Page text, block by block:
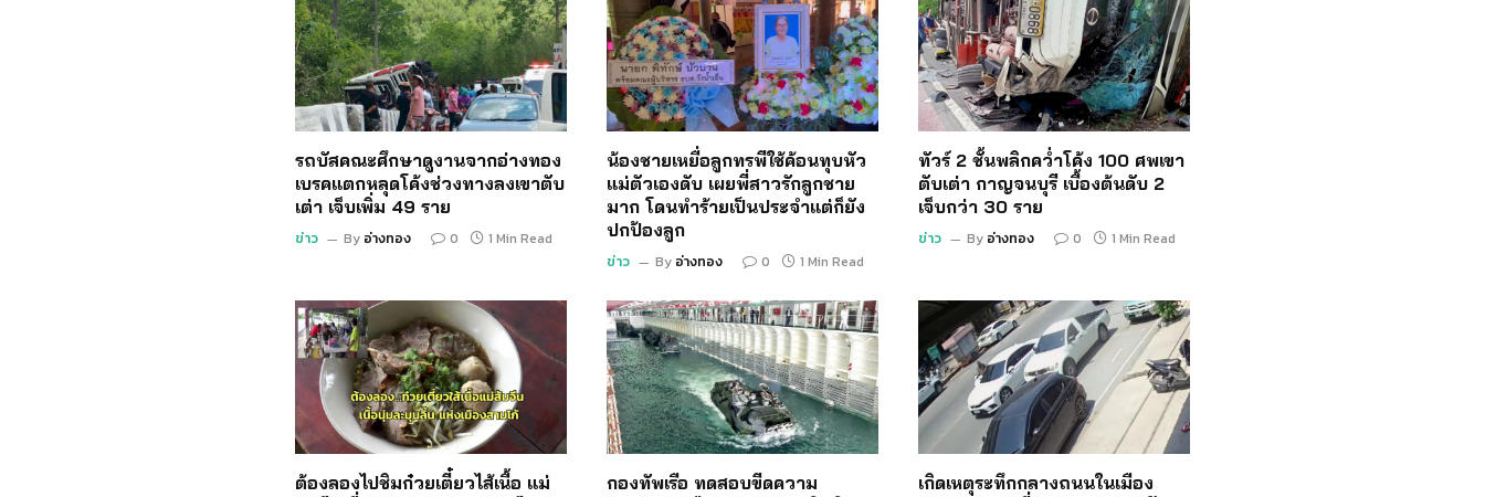
รถบัสคณะศึกษาดูงานจากอ่างทอง
เบรคแตกหลุดโค้งช่วงทางลงเขาตับ
เต่า เจ็บเพิ่ม 49 ราย
ข่าว By อ่างทอง 0 1 Min Read
น้องชายเหยื่อลูกทรพีใช้ค้อนทุบหัว
แม่ตัวเองดับ เผยพี่สาวรักลูกชาย
มาก โดนทำร้ายเป็นประจำแต่ก็ยัง
ปกป้องลูก
ข่าว By อ่างทอง 0 1 Min Read
ทัวร์ 2 ชั้นพลิกคว่ำโค้ง 100 ศพเขา
ตับเต่า กาญจนบุรี เบื้องต้นดับ 2
เจ็บกว่า 30 ราย
ข่าว By อ่างทอง 0 1 Min Read
ต้องลองไปชิมก๋วยเตี๋ยวไส้เนื้อ แม่
กองทัพเรือ ทดสอบขีดความ
เกิดเหตุระทึกกลางถนนในเมือง